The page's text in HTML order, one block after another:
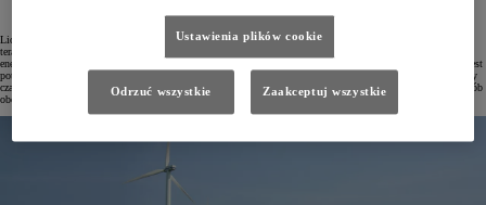
z koncepcją gospodarki obiegu zamkniętego.
Liczba aut elektrycznych stale rośnie, co powoduje m.in. wzrost zapotrzebowania na energię elektryczną. Już
teraz należy więc opracować takie rozwiązania, które pozwolą efektywnie wykorzystywać odnawialne źródła
energii. Elektrownie wiatrowe oraz farmy fotowoltaiczne mogą wytwarzać więcej prądu, niż w danej chwili jest
potrzebne. Kluczową rolę będą tu więc odgrywać systemy magazynowania energii. Pozwolą one przez dłuższy
czas przechowywać wytworzony prąd i udostępniać go w okresach niskiej produkcji, równoważąc w ten sposób
obciążenia szczytowe.
Ustawienia plików cookie
Odrzuć wszystkie Zaakceptuj wszystkie